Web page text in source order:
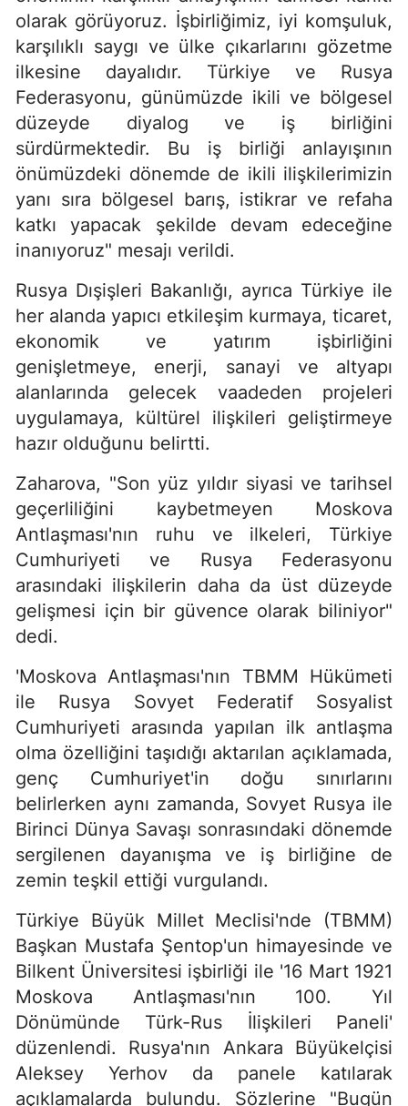
olarak görüyoruz. İşbirliğimiz, iyi komşuluk,
karşılıklı saygı ve ülke çıkarlarını gözetme
ilkesine dayalıdır. Türkiye ve Rusya
Federasyonu, günümüzde ikili ve bölgesel
düzeyde diyalog ve iş birliğini
sürdürmektedir. Bu iş birliği anlayışının
önümüzdeki dönemde de ikili ilişkilerimizin
yanı sıra bölgesel barış, istikrar ve refaha
katkı yapacak şekilde devam edeceğine
inanıyoruz" mesajı verildi.
Rusya Dışişleri Bakanlığı, ayrıca Türkiye ile
her alanda yapıcı etkileşim kurmaya, ticaret,
ekonomik ve yatırım işbirliğini
genişletmeye, enerji, sanayi ve altyapı
alanlarında gelecek vaadeden projeleri
uygulamaya, kültürel ilişkileri geliştirmeye
hazır olduğunu belirtti.
Zaharova, "Son yüz yıldır siyasi ve tarihsel
geçerliliğini kaybetmeyen Moskova
Antlaşması'nın ruhu ve ilkeleri, Türkiye
Cumhuriyeti ve Rusya Federasyonu
arasındaki ilişkilerin daha da üst düzeyde
gelişmesi için bir güvence olarak biliniyor"
dedi.
'Moskova Antlaşması'nın TBMM Hükümeti
ile Rusya Sovyet Federatif Sosyalist
Cumhuriyeti arasında yapılan ilk antlaşma
olma özelliğini taşıdığı aktarılan açıklamada,
genç Cumhuriyet'in doğu sınırlarını
belirlerken aynı zamanda, Sovyet Rusya ile
Birinci Dünya Savaşı sonrasındaki dönemde
sergilenen dayanışma ve iş birliğine de
zemin teşkil ettiği vurgulandı.
Türkiye Büyük Millet Meclisi'nde (TBMM)
Başkan Mustafa Şentop'un himayesinde ve
Bilkent Üniversitesi işbirliği ile '16 Mart 1921
Moskova Antlaşması'nın 100. Yıl
Dönümünde Türk-Rus İlişkileri Paneli'
düzenlendi. Rusya'nın Ankara Büyükelçisi
Aleksey Yerhov da panele katılarak
açıklamalarda bulundu. Sözlerine "Bugün